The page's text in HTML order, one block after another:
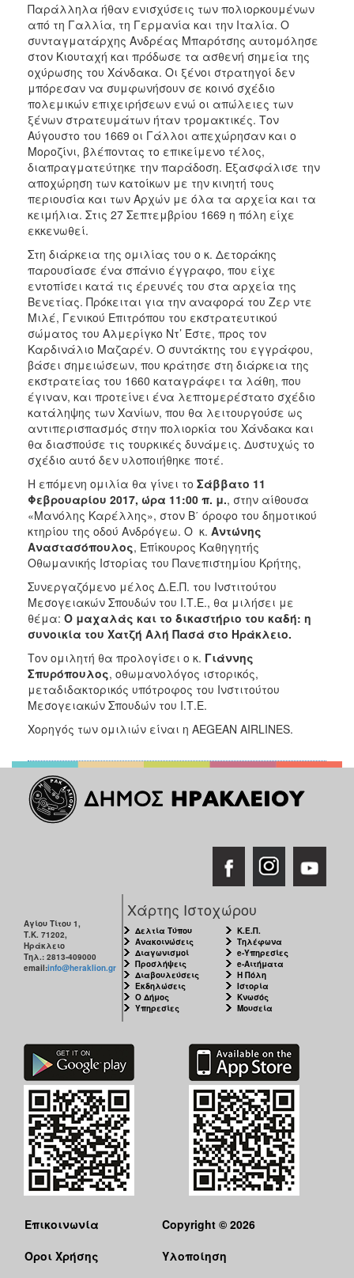
Παράλληλα ήθαν ενισχύσεις των πολιορκουμένων
από τη Γαλλία, τη Γερμανία και την Ιταλία. Ο
συνταγματάρχης Ανδρέας Μπαρότσης αυτομόλησε
στον Κιουταχή και πρόδωσε τα ασθενή σημεία της
οχύρωσης του Χάνδακα. Οι ξένοι στρατηγοί δεν
μπόρεσαν να συμφωνήσουν σε κοινό σχέδιο
πολεμικών επιχειρήσεων ενώ οι απώλειες των
ξένων στρατευμάτων ήταν τρομακτικές. Τον
Αύγουστο του 1669 οι Γάλλοι απεχώρησαν και ο
Μοροζίνι, βλέποντας το επικείμενο τέλος,
διαπραγματεύτηκε την παράδοση. Εξασφάλισε την
αποχώρηση των κατοίκων με την κινητή τους
περιουσία και των Αρχών με όλα τα αρχεία και τα
κειμήλια. Στις 27 Σεπτεμβρίου 1669 η πόλη είχε
εκκενωθεί.
Στη διάρκεια της ομιλίας του ο κ. Δετοράκης
παρουσίασε ένα σπάνιο έγγραφο, που είχε
εντοπίσει κατά τις έρευνές του στα αρχεία της
Βενετίας. Πρόκειται για την αναφορά του Ζερ ντε
Μιλέ, Γενικού Επιτρόπου του εκστρατευτικού
σώματος του Αλμερίγκο Ντ’ Έστε, προς τον
Καρδινάλιο Μαζαρέν. Ο συντάκτης του εγγράφου,
βάσει σημειώσεων, που κράτησε στη διάρκεια της
εκστρατείας του 1660 καταγράφει τα λάθη, που
έγιναν, και προτείνει ένα λεπτομερέστατο σχέδιο
κατάληψης των Χανίων, που θα λειτουργούσε ως
αντιπερισπασμός στην πολιορκία του Χάνδακα και
θα διασπούσε τις τουρκικές δυνάμεις. Δυστυχώς το
σχέδιο αυτό δεν υλοποιήθηκε ποτέ.
Η επόμενη ομιλία θα γίνει το Σάββατο 11
Φεβρουαρίου 2017, ώρα 11:00 π. μ., στην αίθουσα
«Μανόλης Καρέλλης», στον Β΄ όροφο του δημοτικού
κτηρίου της οδού Ανδρόγεω. Ο κ. Αντώνης
Αναστασόπουλος, Επίκουρος Καθηγητής
Οθωμανικής Ιστορίας του Πανεπιστημίου Κρήτης,
Συνεργαζόμενο μέλος Δ.Ε.Π. του Ινστιτούτου
Μεσογειακών Σπουδών του Ι.Τ.Ε., θα μιλήσει με
θέμα: Ο μαχαλάς και το δικαστήριο του καδή: η
συνοικία του Χατζή Αλή Πασά στο Ηράκλειο.
Τον ομιλητή θα προλογίσει ο κ. Γιάννης
Σπυρόπουλος, οθωμανολόγος ιστορικός,
μεταδιδακτορικός υπότροφος του Ινστιτούτου
Μεσογειακών Σπουδών του Ι.Τ.Ε.
Χορηγός των ομιλιών είναι η AEGEAN AIRLINES.
Αγίου Τίτου 1,
Τ.Κ. 71202,
Ηράκλειο
Τηλ.: 2813-409000
email:info@heraklion.gr
Χάρτης Ιστοχώρου
Δελτία Τύπου
Ανακοινώσεις
Διαγωνισμοί
Προσλήψεις
Διαβουλεύσεις
Εκδηλώσεις
Ο Δήμος
Υπηρεσίες
Κ.Ε.Π.
Τηλέφωνα
e-Υπηρεσίες
e-Αιτήματα
Η Πόλη
Ιστορία
Κνωσός
Μουσεία
Επικοινωνία
Όροι Χρήσης
Copyright © 2026
Υλοποίηση